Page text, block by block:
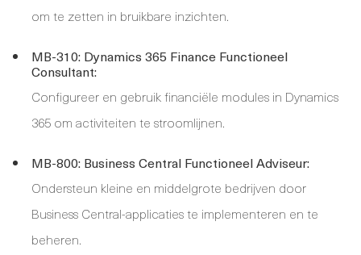
om te zetten in bruikbare inzichten.
MB-310: Dynamics 365 Finance Functioneel
Consultant:
Configureer en gebruik financiële modules in Dynamics
365 om activiteiten te stroomlijnen.
MB-800: Business Central Functioneel Adviseur:
Ondersteun kleine en middelgrote bedrijven door
Business Central-applicaties te implementeren en te
beheren.